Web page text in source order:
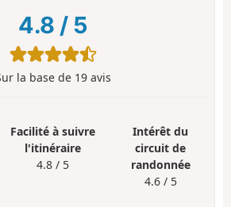
4.8 / 5
la base de 19 avis
Facilité à suivre
l'itinéraire
4.8 / 5
Intérêt du
circuit de
randonnée
4.6 / 5